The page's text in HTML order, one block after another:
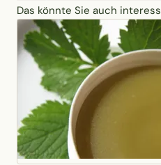
Das könnte Sie auch